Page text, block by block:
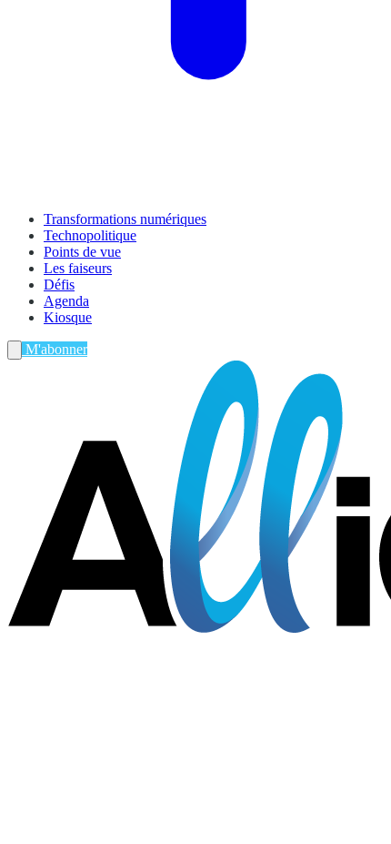
Transformations numériques
Technopolitique
Points de vue
Les faiseurs
Défis
Agenda
Kiosque
M'abonner